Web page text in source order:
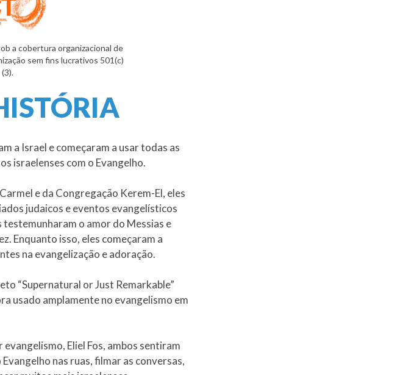
a cobertura organizacional de
sem fins lucrativos 501(c)
(3).
a Israel e começaram a usar todas as
israelenses com o Evangelho.
e da Congregação Kerem-El, eles
judaicos e eventos evangelísticos
o amor do Messias e
Enquanto isso, eles começaram a
na evangelização e adoração.
“Supernatural or Just Remarkable”
usado amplamente no evangelismo em
Eliel Fos, ambos sentiram
nas ruas, filmar as conversas,